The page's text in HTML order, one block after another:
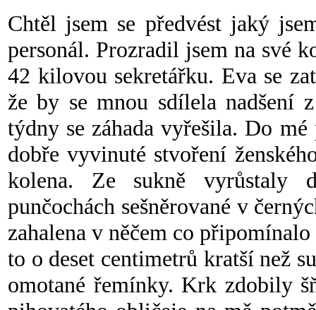
Chtěl jsem se předvést jaký
personál. Prozradil jsem na své
42 kilovou sekretářku. Eva se
že by se mnou sdílela nadšení
týdny se záhada vyřešila. Do
dobře vyvinuté stvoření
kolena. Ze sukně vyrůstaly
punčochách sešněrované v
zahalena v něčem co
to o deset centimetrů kratší než
omotané řemínky. Krk zdobily